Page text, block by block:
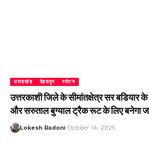
उत्तराखंड देहरादून पर्यटन
उत्तरकाशी जिले के सीमांतक्षेत्र सर बडियार
और सरुताल बुग्याल ट्रैक रूट के लिए बनेगा
Lokesh Badoni October 14, 2025